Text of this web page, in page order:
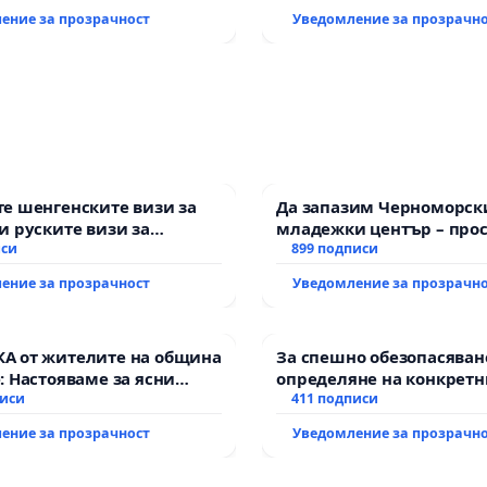
за прозрачност
Уведомление за
шенгенските визи за
руските визи за
за прозрачност
Да запазим
младежки център –
за младите на Варна
899 подписи
Уведомление за
от жителите на община
Настояваме за ясни
от “Елаците-МЕД” АД и от
норми!
за прозрачност
За спешно
определяне на
и извършване на
републиканския път
411 подписи
Уведомление за